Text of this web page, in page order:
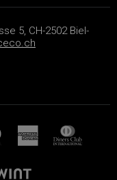
5, CH-2502 Biel-